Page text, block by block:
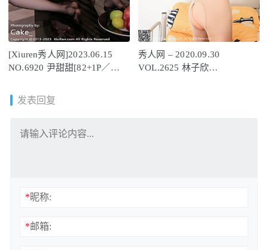
[Xiuren秀人网]2023.06.15
NO.6920 尹甜甜[82+1P／
秀人网 – 2020.09.30
VOL.2625 林子欣
发表回复
*昵称:
*邮箱: